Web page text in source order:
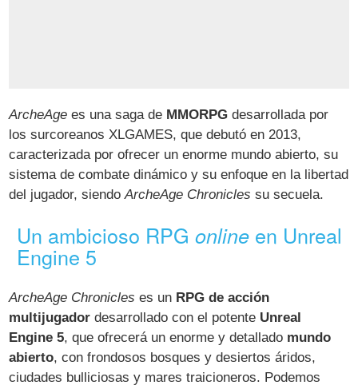
ArcheAge es una saga de MMORPG desarrollada por
los surcoreanos XLGAMES, que debutó en 2013,
caracterizada por ofrecer un enorme mundo abierto, su
sistema de combate dinámico y su enfoque en la libertad
del jugador, siendoArcheAge Chronicles su secuela.
Un ambicioso RPGonline en Unreal
Engine 5
ArcheAge Chronicles es un RPG de acción
multijugador desarrollado con el potente Unreal
Engine 5, que ofrecerá un enorme y detallado mundo
abierto, con frondosos bosques y desiertos áridos,
ciudades bulliciosas y mares traicioneros. Podemos